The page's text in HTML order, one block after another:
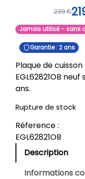
239€
Jamais utilisé – sans
Garantie : 2 ans
Plaque de
EGL62821OB
ans.
Rupture de stock
Réference :
EGL62821OB
Description
Informations